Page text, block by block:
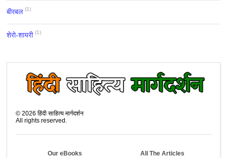
बीरबल (1)
शेरो-शायरी (1)
©2026 हिंदी साहित्य मार्गदर्शन
All rights reserved.
Our eBooks All The Articles